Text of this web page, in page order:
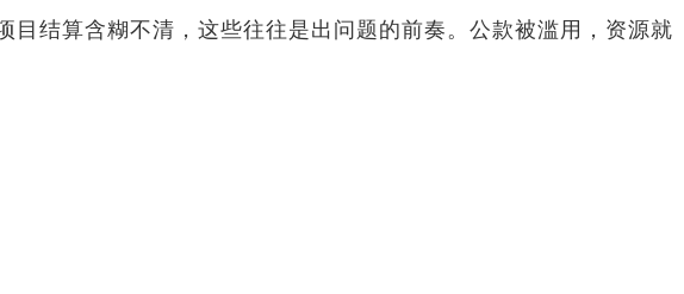
结算含糊不清，这些往往是出问题的前奏。公款被滥用，资源就